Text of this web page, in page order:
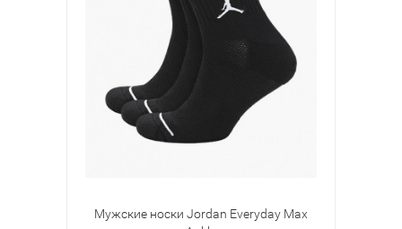
Мужские носки Jordan Everyday Max